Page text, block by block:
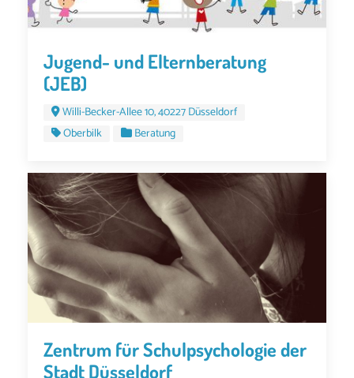
Jugend- und Elternberatung
(JEB)
Willi-Becker-Allee 10, 40227 Düsseldorf
Oberbilk
Beratung
Zentrum für Schulpsychologie der
Stadt Düsseldorf